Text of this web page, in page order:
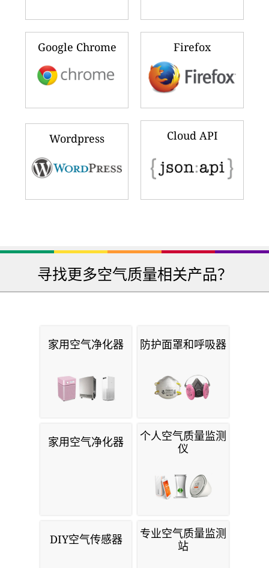
Google Chrome Firefox
Wordpress Cloud API
寻找更多空气质量相关产品？
家用空气净化器 防护面罩和呼吸器
家用空气净化器
个人空气质量监测
仪
DIY空气传感器
专业空气质量监测
站